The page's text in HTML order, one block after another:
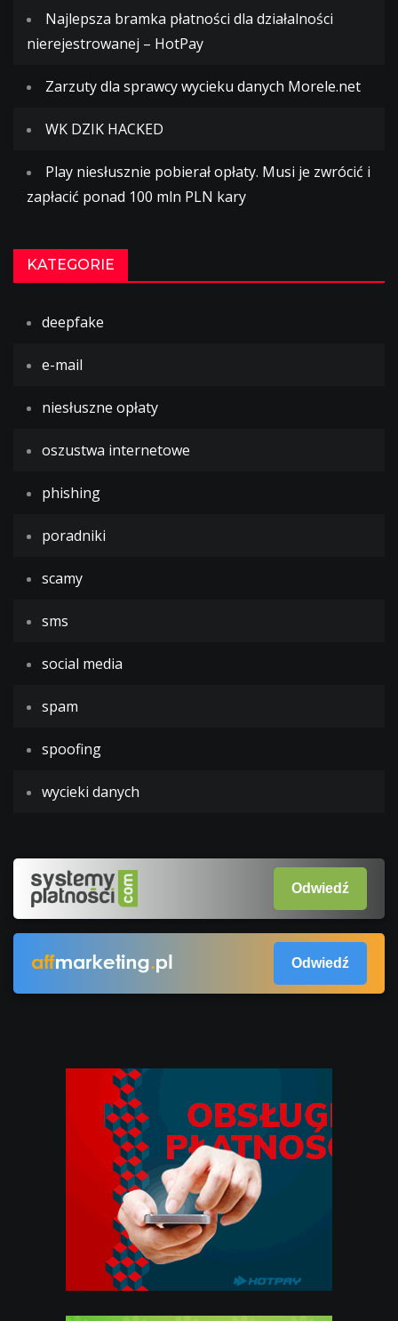
Najlepsza bramka płatności dla działalności
nierejestrowanej – HotPay
Zarzuty dla sprawcy wycieku danych Morele.net
WK DZIK HACKED
Play niesłusznie pobierał opłaty. Musi je zwrócić i
zapłacić ponad 100 mln PLN kary
KATEGORIE
deepfake
e-mail
niesłuszne opłaty
oszustwa internetowe
phishing
poradniki
scamy
sms
social media
spam
spoofing
wycieki danych
Odwiedź
Odwiedź